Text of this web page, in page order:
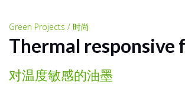
Green Projects / 时尚
Thermal responsive
对温度敏感的油墨